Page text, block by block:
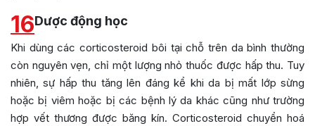
16Dược động học
Khi dùng các corticosteroid bôi tại chỗ trên da bình thường
còn nguyên vẹn, chỉ một lượng nhỏ thuốc được hấp thu. Tuy
nhiên, sự hấp thu tăng lên đáng kể khi da bị mất lớp sừng
hoặc bị viêm hoặc bị các bệnh lý da khác cũng như trường
hợp vết thương được băng kín. Corticosteroid chuyển hoá